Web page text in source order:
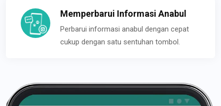
Memperbarui Informasi Anabul
Perbarui informasi anabul dengan cepat
cukup dengan satu sentuhan tombol.